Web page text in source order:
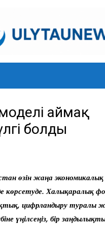
аймақ
болды
өзін жаңа
көрсетуде. Халықаралық
цифрландыру туралы
үңілсеңіз, бір